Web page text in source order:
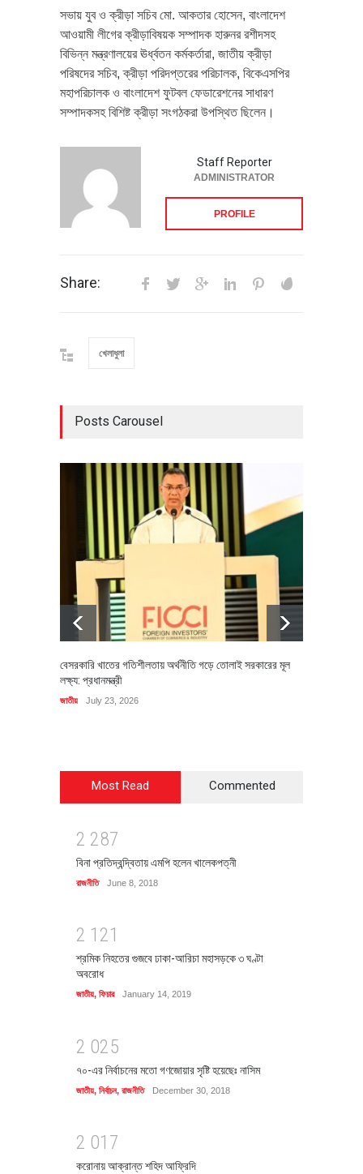
সভায় যুব ও ক্রীড়া সচিব মো. আকতার হোসেন, বাংলাদেশ
আওয়ামী লীগের ক্রীড়াবিষয়ক সম্পাদক হারুনর রশীদসহ
বিভিন্ন মন্ত্রণালয়ের ঊর্ধ্বতন কর্মকর্তারা, জাতীয় ক্রীড়া
পরিষদের সচিব, ক্রীড়া পরিদপ্তরের পরিচালক, বিকেএসপির
মহাপরিচালক ও বাংলাদেশ ফুটবল ফেডারেশনের সাধারণ
সম্পাদকসহ বিশিষ্ট ক্রীড়া সংগঠকরা উপস্থিত ছিলেন।
Staff Reporter
ADMINISTRATOR
PROFILE
Share:
খেলাধুলা
Posts Carousel
বেসরকারি খাতের গতিশীলতায় অর্থনীতি গড়ে তোলাই সরকারের মূল
লক্ষ্য: প্রধানমন্ত্রী
জাতীয় July 23, 2026
Most Read Commented
2 287
বিনা প্রতিদ্বন্দ্বিতায় এমপি হলেন খালেকপত্নী
রাজনীতি June 8, 2018
2 1 21
শ্রমিক নিহতের গুজবে ঢাকা-আরিচা মহাসড়কে ৩ ঘণ্টা
অবরোধ
জাতীয়, ফিচার January 14, 2019
2 025
৭০-এর নির্বাচনের মতো গণজোয়ার সৃষ্টি হয়েছেঃ নাসিম
জাতীয়, নির্বাচন, রাজনীতি December 30, 2018
2 01 7
করোনায় আক্রান্ত শহিদ আফ্রিদি